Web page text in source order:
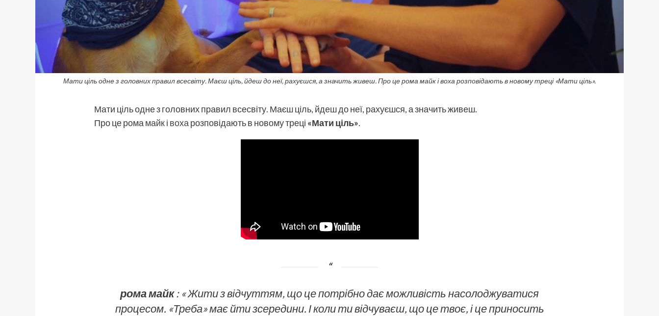
Мати ціль одне з головних правил всесвіту. Маєш ціль, йдеш до неї, рахуєшся, а значить живеш. Про це рома майк і воха розповідають в новому треці «Мати ціль».
Мати ціль одне з головних правил всесвіту. Маєш ціль, йдеш до неї, рахуєшся, а значить живеш.
Про це рома майк і воха розповідають в новому треці «Мати ціль».
рома майк: « Жити з відчуттям, що це потрібно дає можливість насолоджуватися
процесом. «Треба» має йти зсередини. І коли ти відчуваєш, що це твоє, і це приносить